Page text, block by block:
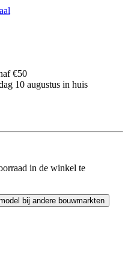
€50
10 augustus in huis
in de winkel te
bij andere bouwmarkten